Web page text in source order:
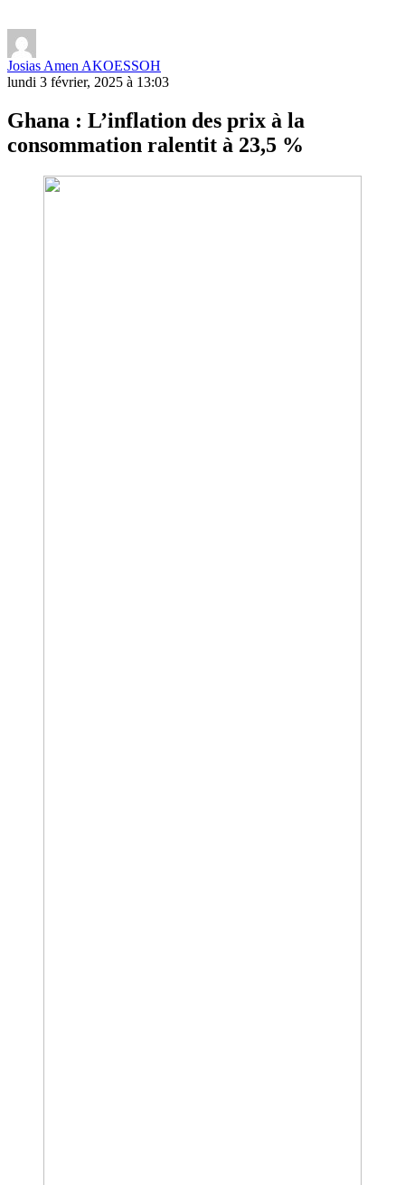
Josias Amen AKOESSOH
lundi 3 février, 2025 à 13:03
Ghana : L’inflation des prix à la
consommation ralentit à 23,5 %